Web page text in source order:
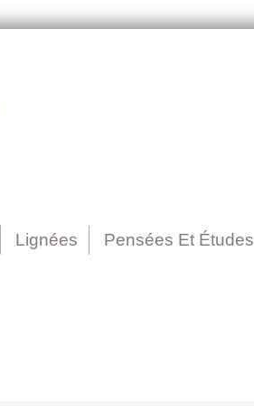
Lignées Pensées Et Études